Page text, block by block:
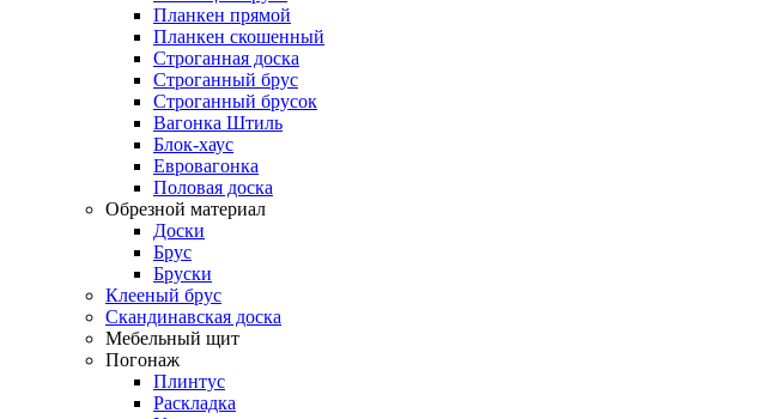
Планкен прямой
Планкен скошенный
Строганная доска
Строганный брус
Строганный брусок
Вагонка Штиль
Блок-хаус
Евровагонка
Половая доска
Обрезной материал
Доски
Брус
Бруски
Клееный брус
Скандинавская доска
Мебельный щит
Погонаж
Плинтус
Раскладка